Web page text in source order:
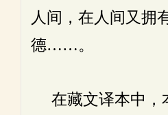
人间，在人间又拥
德……。
在藏文译本中，